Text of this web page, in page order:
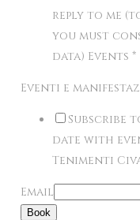
reply to me
you must
data) Events *
Eventi e
Subscribe
date with
Tenimenti
Email
Book